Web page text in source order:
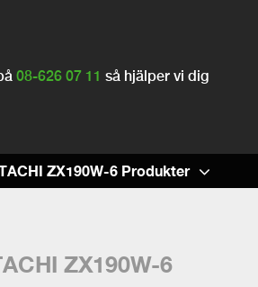
08-626 07 11 så hjälper vi dig
ZX190W-6
ZX190W-6 Produkter